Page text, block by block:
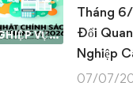
NGHIỆP VỤ KẾ TOÁN & THUẾ
Tháng
Đổi
Nghiệp
07/07/